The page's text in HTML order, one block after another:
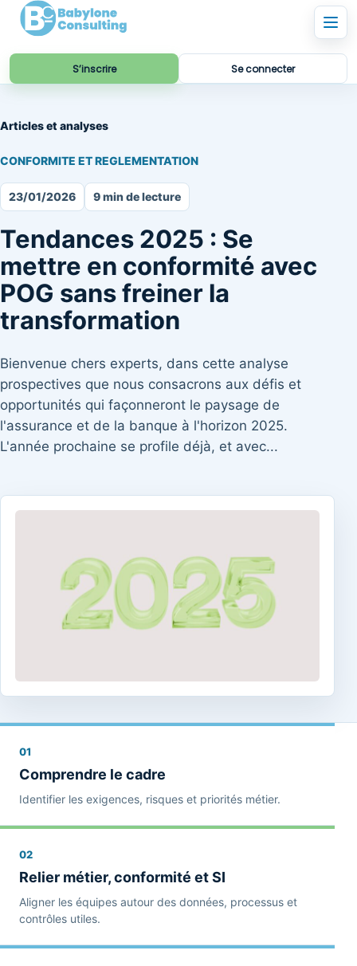
S’inscrire Se connecter
Articles et analyses
CONFORMITE ET REGLEMENTATION
23/01/2026 9 min de lecture
Tendances 2025 : Se
mettre en conformité avec
POG sans freiner la
transformation
Bienvenue chers experts, dans cette analyse
prospectives que nous consacrons aux défis et
opportunités qui façonneront le paysage de
l'assurance et de la banque à l'horizon 2025.
L'année prochaine se profile déjà, et avec...
01
Comprendre le cadre
Identifier les exigences, risques et priorités métier.
02
Relier métier, conformité et SI
Aligner les équipes autour des données, processus et
contrôles utiles.